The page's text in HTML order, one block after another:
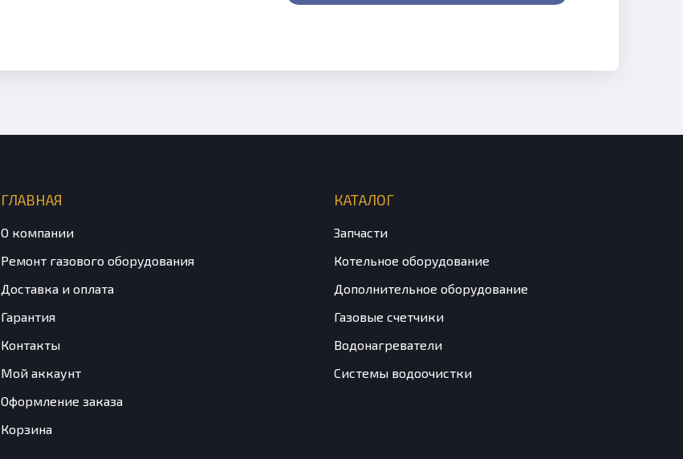
ГЛАВНАЯ
О компании
Ремонт газового оборудования
Доставка и оплата
Гарантия
Контакты
Мой аккаунт
Оформление заказа
Корзина
КАТАЛОГ
Запчасти
Котельное оборудование
Дополнительное оборудование
Газовые счетчики
Водонагреватели
Системы водоочистки